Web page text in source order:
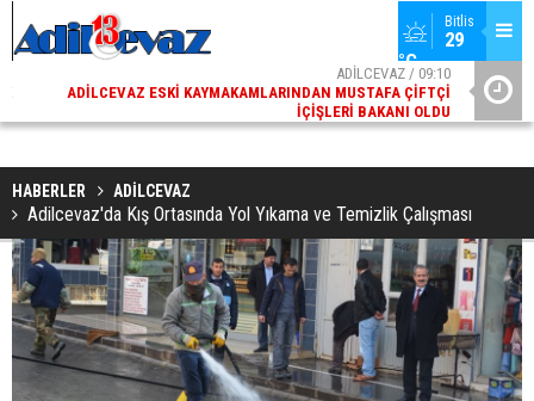
Bitlis
29
°C
ADİLCEVAZ / 09:10
ADILCEVAZ ESKI KAYMAKAMLARINDAN MUSTAFA ÇIFTÇI
İÇIŞLERI BAKANI OLDU
HABERLER ADİLCEVAZ
Adilcevaz'da Kış Ortasında Yol Yıkama ve Temizlik Çalışması